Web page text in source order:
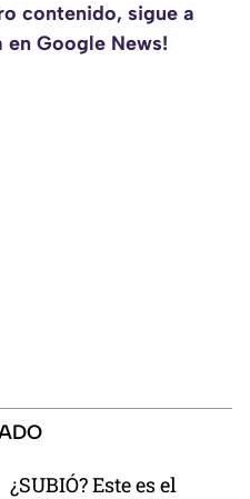
contenido, sigue a
Google News!
¿SUBIÓ? Este es el